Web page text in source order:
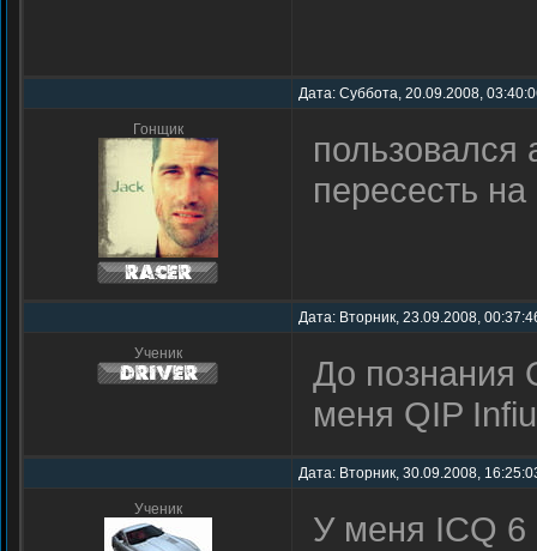
Дата: Суббота, 20.09.2008,
Гонщик
пользовался
пересесть
Дата: Вторник, 23.09.2008,
Ученик
До познания
меня QIP
Дата: Вторник, 30.09.2008,
Ученик У меня ICQ 6